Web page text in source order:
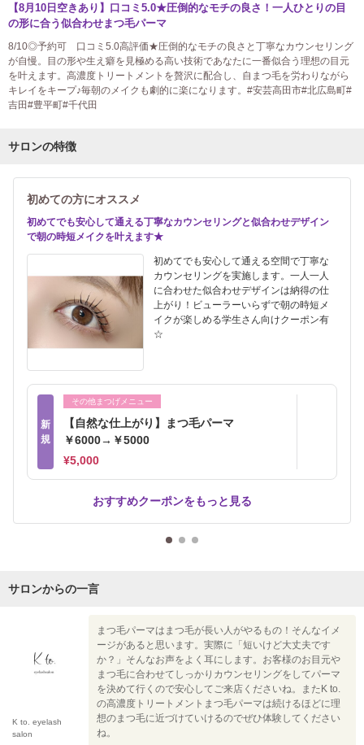
【8月10日空きあり】口コミ5.0★圧倒的なモチの良さ！一人ひとりの目
の形に合う似合わせまつ毛パーマ
8/10◎予約可 口コミ5.0高評価★圧倒的なモチの良さと丁寧なカウンセリング
が自慢。目の形や生え癖を見極める高い技術であなたに一番似合う理想の目元
を叶えます。高濃度トリートメントを贅沢に配合し、自まつ毛を労わりながら
キレイをキープ♪毎朝のメイクも劇的に楽になります。#安芸高田市#北広島町#
吉田#豊平町#千代田
サロンの特徴
初めての方にオススメ
初めてでも安心して通える丁寧なカウンセリングと似合わせデザイン
で朝の時短メイクを叶えます★
初めてでも安心して通える空間で丁寧な
カウンセリングを実施します。一人一人
に合わせた似合わせデザインは納得の仕
上がり！ビューラーいらずで朝の時短メ
イクが楽しめる学生さん向けクーポン有
☆
新
規
その他まつげメニュー
【自然な仕上がり】まつ毛パーマ
￥6000→￥5000
¥5,000
おすすめクーポンをもっと見る
サロンからの一言
K to. eyelash
salon
まつ毛パーマはまつ毛が長い人がやるもの！そんなイメ
ージがあると思います。実際に「短いけど大丈夫です
か？」そんなお声をよく耳にします。お客様のお目元や
まつ毛に合わせてしっかりカウンセリングをしてパーマ
を決めて行くので安心してご来店くださいね。またK to.
の高濃度トリートメントまつ毛パーマは続けるほどに理
想のまつ毛に近づけていけるのでぜひ体験してください
ね。